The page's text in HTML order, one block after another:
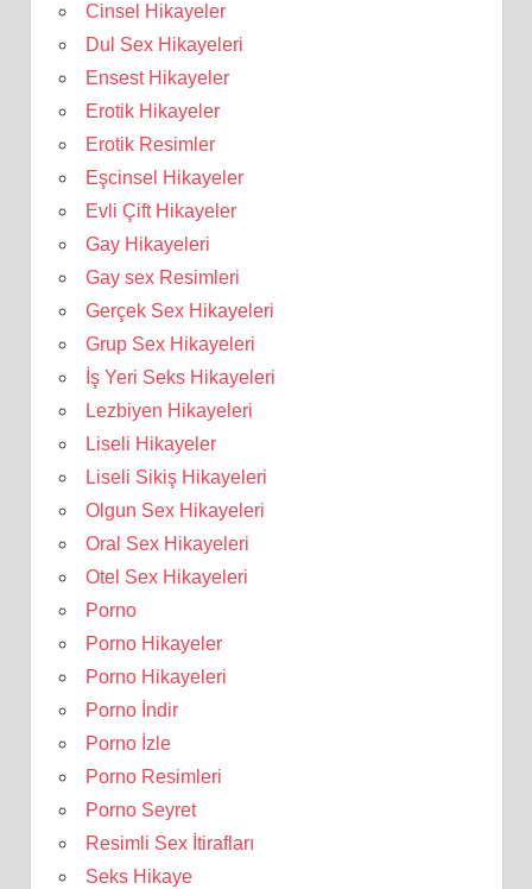
Cinsel Hikayeler
Dul Sex Hikayeleri
Ensest Hikayeler
Erotik Hikayeler
Erotik Resimler
Eşcinsel Hikayeler
Evli Çift Hikayeler
Gay Hikayeleri
Gay sex Resimleri
Gerçek Sex Hikayeleri
Grup Sex Hikayeleri
İş Yeri Seks Hikayeleri
Lezbiyen Hikayeleri
Liseli Hikayeler
Liseli Sikiş Hikayeleri
Olgun Sex Hikayeleri
Oral Sex Hikayeleri
Otel Sex Hikayeleri
Porno
Porno Hikayeler
Porno Hikayeleri
Porno İndir
Porno İzle
Porno Resimleri
Porno Seyret
Resimli Sex İtirafları
Seks Hikaye